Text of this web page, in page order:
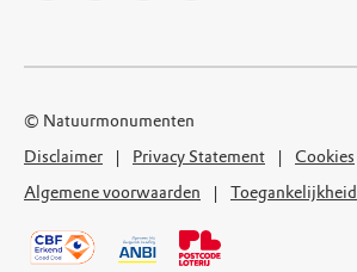
© Natuurmonumenten
Disclaimer
Privacy Statement
Cookies
Algemene voorwaarden
Toegankelijkheid